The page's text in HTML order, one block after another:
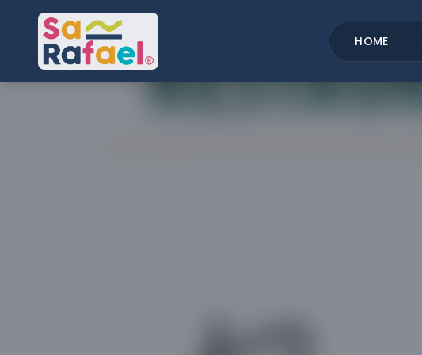
HOME